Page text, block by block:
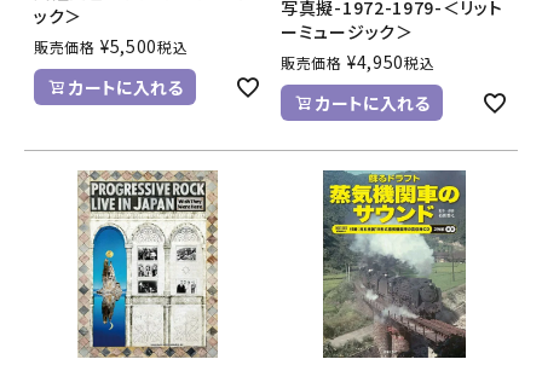
ック＞
販売価格 ¥5,500税込
カートに入れる
写真擬-1972-1979-＜リット
ーミュージック＞
販売価格 ¥4,950税込
カートに入れる